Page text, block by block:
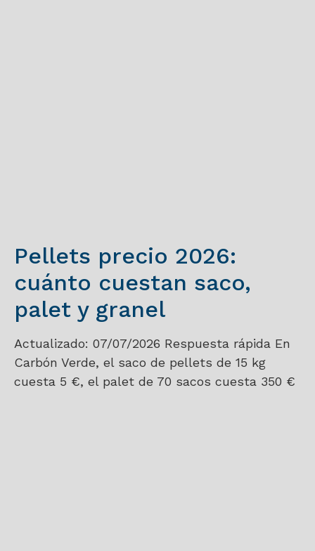
Pellets precio 2026:
cuánto cuestan saco,
palet y granel
Actualizado: 07/07/2026 Respuesta rápida En
Carbón Verde, el saco de pellets de 15 kg
cuesta 5 €, el palet de 70 sacos cuesta 350 €